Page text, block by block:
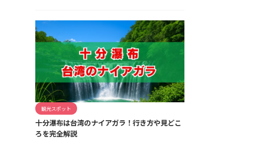
観光スポット
十分瀑布は台湾のナイアガラ！行き方や見どこ
ろを完全解説